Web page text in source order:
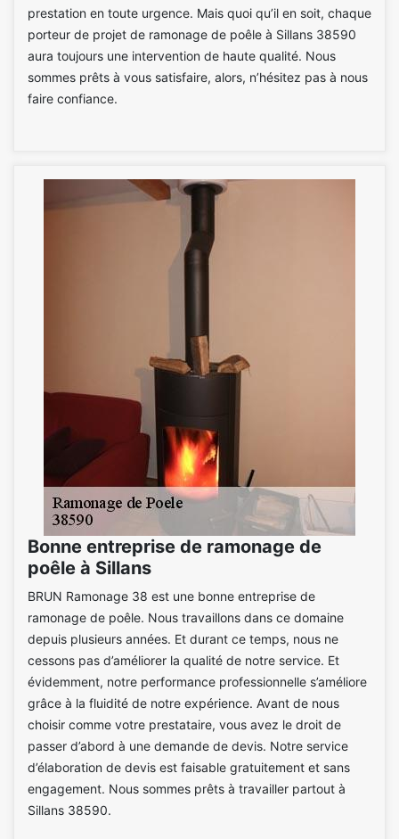
prestation en toute urgence. Mais quoi qu’il en soit, chaque
porteur de projet de ramonage de poêle à Sillans 38590
aura toujours une intervention de haute qualité. Nous
sommes prêts à vous satisfaire, alors, n’hésitez pas à nous
faire confiance.
Bonne entreprise de ramonage de
poêle à Sillans
BRUN Ramonage 38 est une bonne entreprise de
ramonage de poêle. Nous travaillons dans ce domaine
depuis plusieurs années. Et durant ce temps, nous ne
cessons pas d’améliorer la qualité de notre service. Et
évidemment, notre performance professionnelle s’améliore
grâce à la fluidité de notre expérience. Avant de nous
choisir comme votre prestataire, vous avez le droit de
passer d’abord à une demande de devis. Notre service
d’élaboration de devis est faisable gratuitement et sans
engagement. Nous sommes prêts à travailler partout à
Sillans 38590.